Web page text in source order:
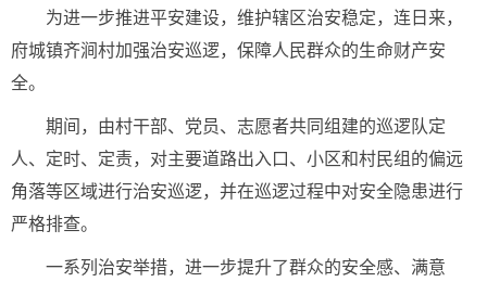
为进一步推进平安建设，维护辖区治安稳定，连日来，
府城镇齐涧村加强治安巡逻，保障人民群众的生命财产安
全。
期间，由村干部、党员、志愿者共同组建的巡逻队定
人、定时、定责，对主要道路出入口、小区和村民组的偏远
角落等区域进行治安巡逻，并在巡逻过程中对安全隐患进行
严格排查。
一系列治安举措，进一步提升了群众的安全感、满意